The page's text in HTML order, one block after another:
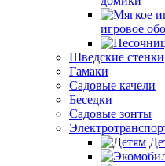
игровое
Шведские стенки
Гамаки
Садовые качели
Беседки
Садовые зонты